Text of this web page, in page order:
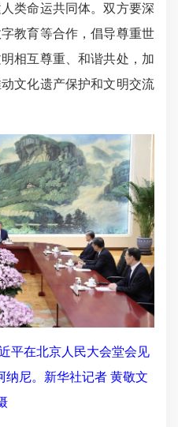
类命运共同体。双方要深
教育等合作，倡导尊重世
相互尊重、和谐共处，加
文化遗产保护和文明交流
平在北京人民大会堂会见
纳尼。新华社记者 黄敬文